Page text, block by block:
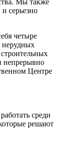
серьезно
четыре
нерудных
непрерывно
Центре
среди
решают